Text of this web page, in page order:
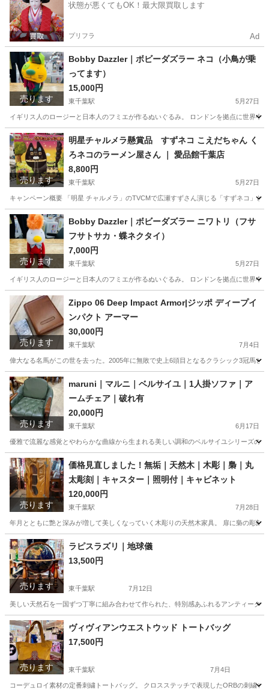
状態が悪くてもOK！最大限買取します
プリフラ Ad
売ります
Bobby Dazzler｜ボビーダズラー ネコ（小鳥が乗
ってます）
15,000円
東千葉駅 5月27日
イギリス人のロージーと日本人のフミエが作るぬいぐるみ。 ロンドンを拠点に世界
千葉 千葉市 東千葉駅 インテリア雑貨/小物 Bobby
売ります
明星チャルメラ懸賞品 すずネコ こえだちゃん く
ろネコのラーメン屋さん ｜ 愛品館千葉店
8,800円
東千葉駅 5月27日
キャンペーン概要 「明星 チャルメラ」のTVCMで広瀬すずさん演じる「すずネコ」
千葉 千葉市 おもちゃ ネコ
売ります
Bobby Dazzler｜ボビーダズラー ニワトリ（フサ
フサトサカ・蝶ネクタイ）
7,000円
東千葉駅 5月27日
イギリス人のロージーと日本人のフミエが作るぬいぐるみ。 ロンドンを拠点に世界
千葉 千葉市 Bobby
売ります
Zippo 06 Deep Impact Armor|ジッポ ディープイ
ンパクト アーマー
30,000円
東千葉駅 7月4日
偉大なる名馬がこの世を去った。2005年に無敗で史上6頭目となるクラシック3冠馬と
千葉 千葉市 東千葉駅 ディープインパクト
売ります
maruni｜マルニ｜ベルサイユ｜1人掛ソファ｜ア
ームチェア｜破れ有
20,000円
東千葉駅 6月17日
優雅で流麗な感覚とやわらかな曲線から生まれる美しい調和のベルサイユシリーズの
千葉 千葉市 東千葉駅 ソファ マルニ
売ります
価格見直しました！無垢｜天然木｜木彫｜梟｜丸
太彫刻｜キャスター｜照明付｜キャビネット
120,000円
東千葉駅 7月28日
年月とともに艶と深みが増して美しくなっていく木彫りの天然木家具。 扉に梟の彫
千葉 千葉市 東千葉駅 インテリア雑貨/小物
売ります
ラピスラズリ｜地球儀
13,500円
東千葉駅 7月12日
美しい天然石を一国ずつ丁寧に組み合わせて作られた、特別感あふれるアンティーク
千葉 千葉市 東千葉駅 インテリア雑貨/小物 地球儀
売ります
ヴィヴィアンウエストウッド トートバッグ
17,500円
東千葉駅 7月4日
コーデュロイ素材の定番刺繍トートバッグ。 クロスステッチで表現したORBの刺繍